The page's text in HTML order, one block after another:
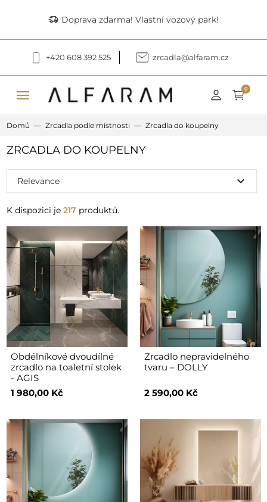
delivery_truck_speed Doprava zdarma! Vlastní vozový park!
+420 608 392 525 zrcadla@alfaram.cz
menu 0
Domů Zrcadla podle místnosti Zrcadla do koupelny
ZRCADLA DO KOUPELNY
K dispozici je 217 produktů.
Relevance expand_more
Obdélníkové dvoudílné
zrcadlo na toaletní stolek
- AGIS
1 980,00 Kč
Zrcadlo nepravidelného
tvaru – DOLLY
2 590,00 Kč